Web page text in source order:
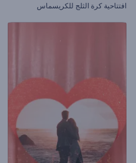
افتتاحية كرة الثلج للكريسماس